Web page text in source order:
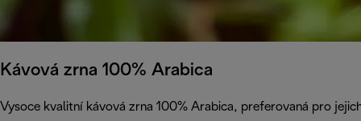
Kávová zrna 100% Arabica
Vysoce kvalitní kávová zrna 100% Arabica, preferovaná pro